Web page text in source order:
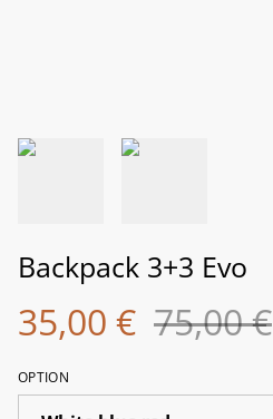
Backpack 3+3 Evo
35,00 € 75,00 €
OPTION